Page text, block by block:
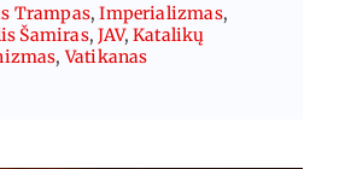
Trampas,Imperializmas,
Šamiras,JAV, Katalikų
,Vatikanas